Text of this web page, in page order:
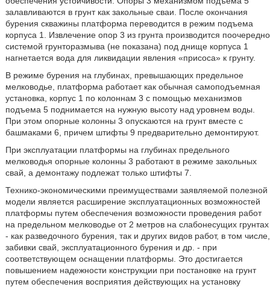
залавливаются в грунт как закольные сваи. После окончания
бурения скважины платформа переводится в режим подъема
корпуса 1. Извлечение опор 3 из грунта производится поочередно
системой грунторазмыва (не показана) под днище корпуса 1
нагнетается вода для ликвидации явления «присоса» к грунту.
В режиме бурения на глубинах, превышающих предельное
мелководье, платформа работает как обычная самоподъемная
установка, корпус 1 по колоннам 3 с помощью механизмов
подъема 5 поднимается на нужную высоту над уровнем воды.
При этом опорные колонны 3 опускаются на грунт вместе с
башмаками 6, причем штифты 9 предварительно демонтируют.
При эксплуатации платформы на глубинах предельного
мелководья опорные колонны 3 работают в режиме закольных
свай, а демонтажу подлежат только штифты 7.
Технико-экономическими преимуществами заявляемой полезной
модели является расширение эксплуатационных возможностей
платформы путем обеспечения возможности проведения работ
на предельном мелководье от 2 метров на слабонесущих грунтах
- как разведочного бурения, так и других видов работ, в том числе,
забивки свай, эксплуатационного бурения и др. - при
соответствующем оснащении платформы. Это достигается
повышением надежности конструкции при постановке на грунт
путем обеспечения восприятия действующих на установку